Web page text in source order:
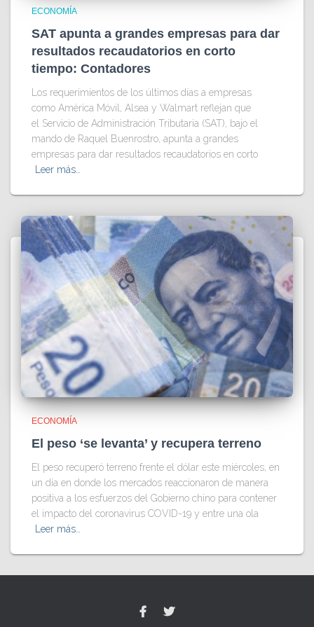
ECONOMÍA
SAT apunta a grandes empresas para dar
resultados recaudatorios en corto
tiempo: Contadores
Los requerimientos de los últimos días a empresas
como América Móvil, Alsea y Walmart reflejan que
el Servicio de Administración Tributaria (SAT), bajo el
mando de Raquel Buenrostro, apunta a grandes
empresas para dar resultados recaudatorios en corto
Leer más…
ECONOMÍA
El peso ‘se levanta’ y recupera terreno
El peso recuperó terreno frente el dólar este miércoles, en
un día en donde los mercados reaccionaron de manera
positiva a los esfuerzos del Gobierno chino para contener
el impacto del coronavirus COVID-19 y entre una ola
Leer más…